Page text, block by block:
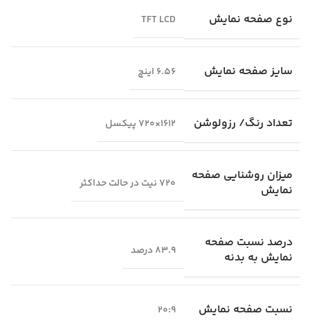
نوع صفحه نمایش TFT LCD
سایز صفحه نمایش 6.56 اینچ
تعداد رنگ/ رزولوشن 1612×720 پیکسل
میزان روشنایی صفحه
نمایش
720 نیت در حالت حداکثر
درصد نسبت صفحه
نمایش به بدنه
83.9 درصد
نسبت صفحه نمایش 20:9